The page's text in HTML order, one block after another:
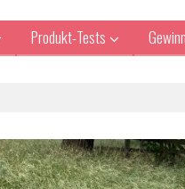
Produkt-Tests